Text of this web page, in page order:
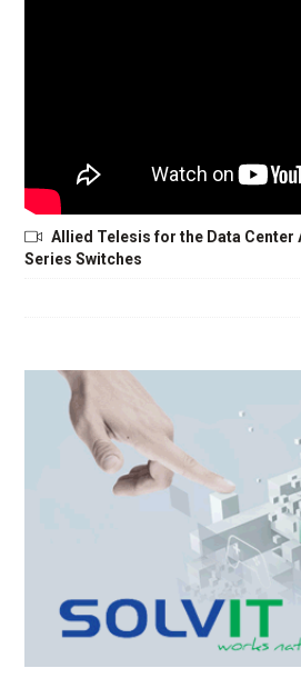
Allied Telesis for the Data Center
Series Switches